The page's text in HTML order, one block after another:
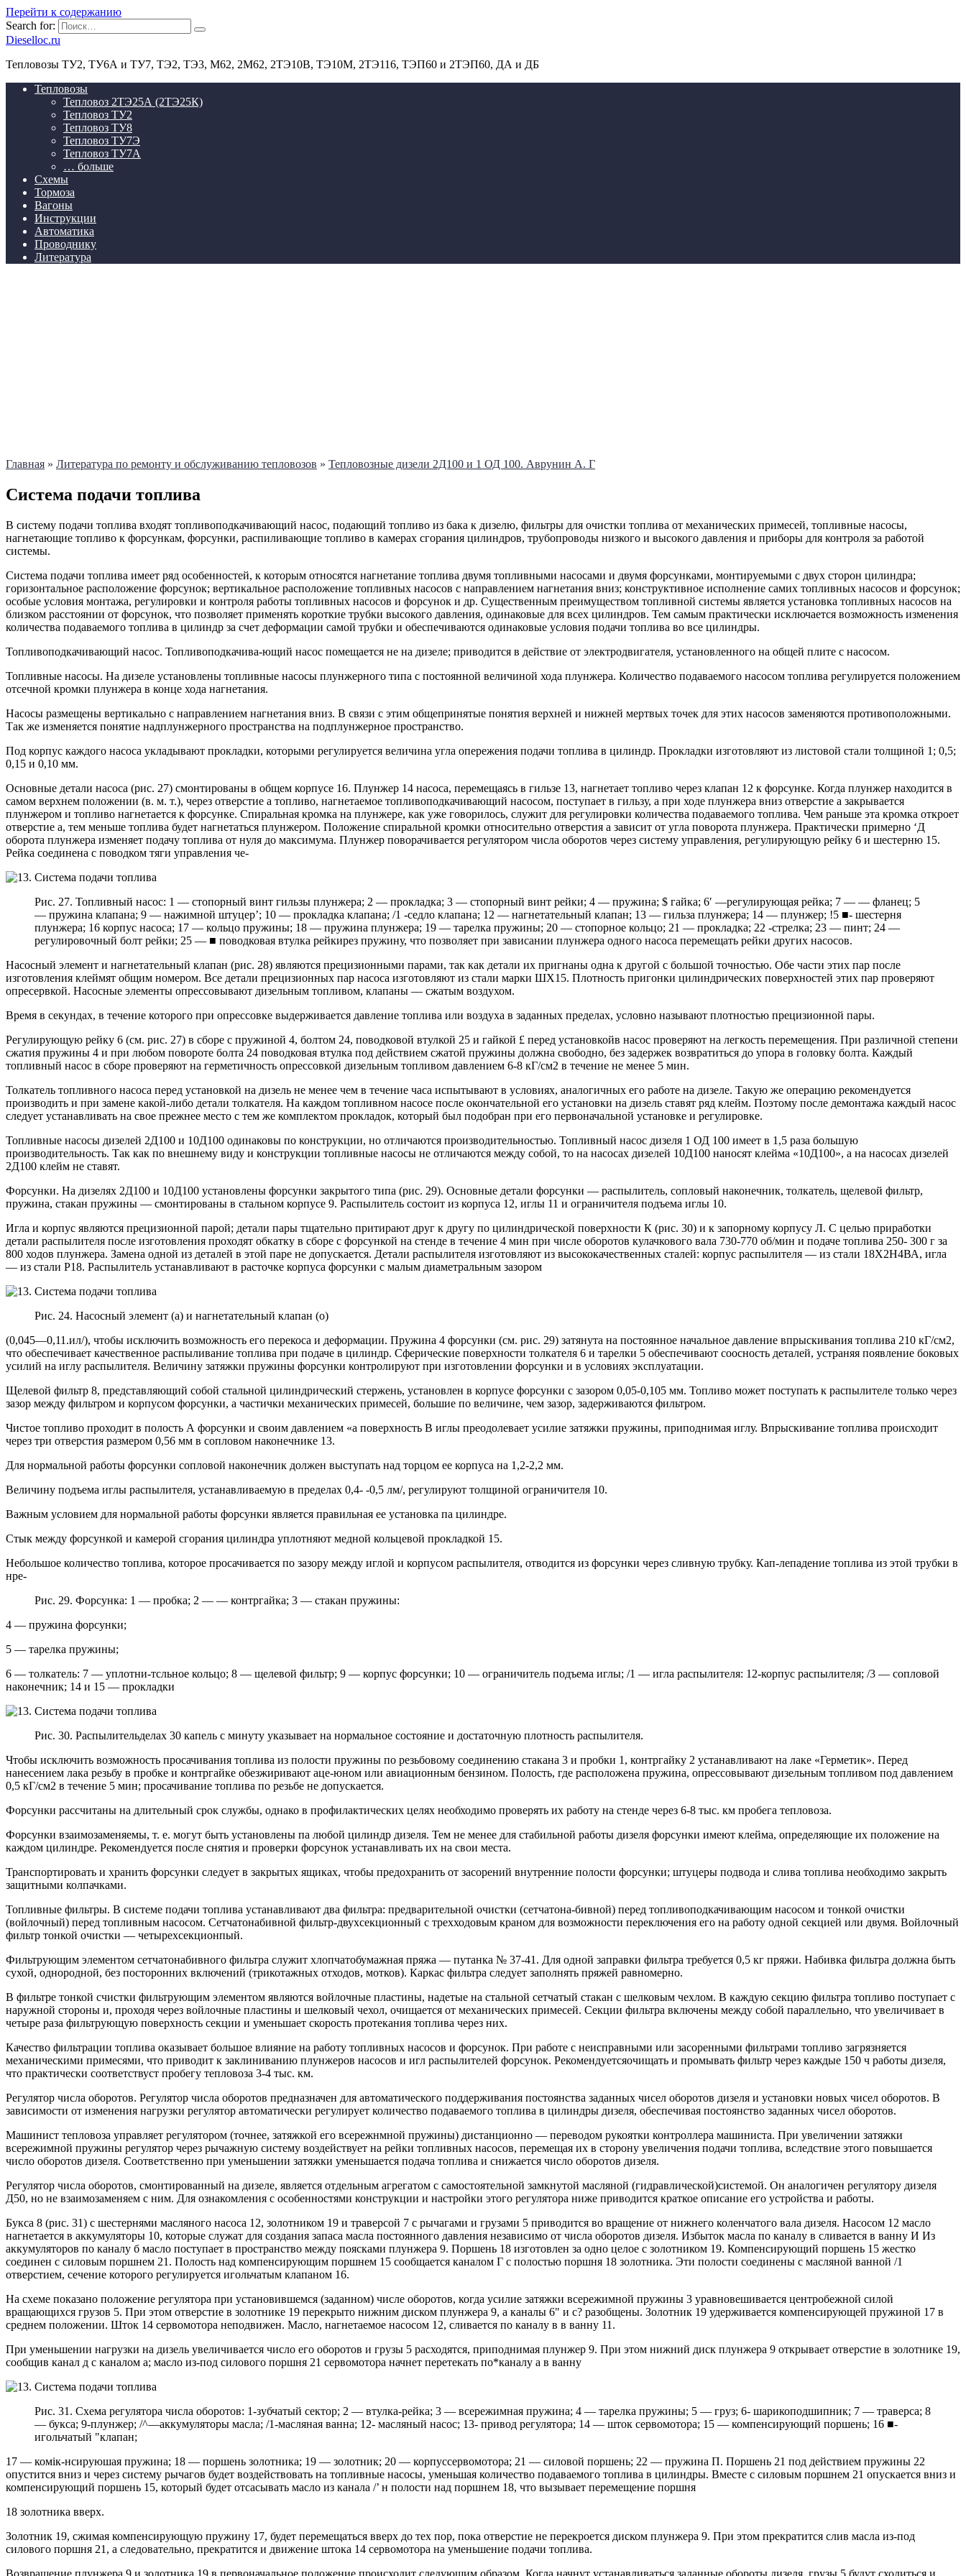
Перейти к содержанию
Search for:
Dieselloc.ru
Тепловозы ТУ2, ТУ6А и ТУ7, ТЭ2, ТЭ3, М62, 2М62, 2ТЭ10В, ТЭ10М, 2ТЭ116, ТЭП60 и 2ТЭП60, ДА и ДБ
Тепловозы
Тепловоз 2ТЭ25А (2ТЭ25К)
Тепловоз ТУ2
Тепловоз ТУ8
Тепловоз ТУ7Э
Тепловоз ТУ7А
… больше
Схемы
Тормоза
Вагоны
Инструкции
Автоматика
Проводнику
Литература
Главная » Литература по ремонту и обслуживанию тепловозов » Тепловозные дизели 2Д100 и 1 ОД 100. Аврунин А. Г
Система подачи топлива
В систему подачи топлива входят топливоподкачивающий насос, подающий топливо из бака к дизелю, фильтры для очистки топлива от механических примесей, топливные насосы,
нагнетающие топливо к форсункам, форсунки, распиливающие топливо в камерах сгорания цилиндров, трубопроводы низкого и высокого давления и приборы для контроля за работой
системы.
Система подачи топлива имеет ряд особенностей, к которым относятся нагнетание топлива двумя топливными насосами и двумя форсунками, монтируемыми с двух сторон цилиндра;
горизонтальное расположение форсунок; вертикальное расположение топливных насосов с направлением нагнетания вниз; конструктивное исполнение самих топливных насосов и форсунок;
особые условия монтажа, регулировки и контроля работы топливных насосов и форсунок и др. Существенным преимуществом топливной системы является установка топливных насосов на
близком расстоянии от форсунок, что позволяет применять короткие трубки высокого давления, одинаковые для всех цилиндров. Тем самым практически исключается возможность изменения
количества подаваемого топлива в цилиндр за счет деформации самой трубки и обеспечиваются одинаковые условия подачи топлива во все цилиндры.
Топливоподкачивающий насос. Топливоподкачива-ющий насос помещается не на дизеле; приводится в действие от электродвигателя, установленного на общей плите с насосом.
Топливные насосы. На дизеле установлены топливные насосы плунжерного типа с постоянной величиной хода плунжера. Количество подаваемого насосом топлива регулируется положением
отсечной кромки плунжера в конце хода нагнетания.
Насосы размещены вертикально с направлением нагнетания вниз. В связи с этим общепринятые понятия верхней и нижней мертвых точек для этих насосов заменяются противоположными.
Так же изменяется понятие надплунжерного пространства на подплунжерное пространство.
Под корпус каждого насоса укладывают прокладки, которыми регулируется величина угла опережения подачи топлива в цилиндр. Прокладки изготовляют из листовой стали толщиной 1; 0,5;
0,15 и 0,10 мм.
Основные детали насоса (рис. 27) смонтированы в общем корпусе 16. Плунжер 14 насоса, перемещаясь в гильзе 13, нагнетает топливо через клапан 12 к форсунке. Когда плунжер находится в
самом верхнем положении (в. м. т.), через отверстие а топливо, нагнетаемое топливоподкачивающий насосом, поступает в гильзу, а при ходе плунжера вниз отверстие а закрывается
плунжером и топливо нагнетается к форсунке. Спиральная кромка на плунжере, как уже говорилось, служит для регулировки количества подаваемого топлива. Чем раньше эта кромка откроет
отверстие а, тем меньше топлива будет нагнетаться плунжером. Положение спиральной кромки относительно отверстия а зависит от угла поворота плунжера. Практически примерно ‘Д
оборота плунжера изменяет подачу топлива от нуля до максимума. Плунжер поворачивается регулятором числа оборотов через систему управления, регулирующую рейку 6 и шестерню 15.
Рейка соединена с поводком тяги управления че-
Рис. 27. Топливный насос: 1 — стопорный винт гильзы плунжера; 2 — прокладка; 3 — стопорный винт рейки; 4 — пружина; $ гайка; 6′ —регулирующая рейка; 7 — — фланец; 5
— пружина клапана; 9 — нажимной штуцер’; 10 — прокладка клапана; /1 -седло клапана; 12 — нагнетательный клапан; 13 — гильза плунжера; 14 — плунжер; !5 ■- шестерня
плунжера; 16 корпус насоса; 17 — кольцо пружины; 18 — пружина плунжера; 19 — тарелка пружины; 20 — стопорное кольцо; 21 — прокладка; 22 -стрелка; 23 — пинт; 24 —
регулировочный болт рейки; 25 — ■ поводковая втулка рейкирез пружину, что позволяет при зависании плунжера одного насоса перемещать рейки других насосов.
Насосный элемент и нагнетательный клапан (рис. 28) являются прецизионными парами, так как детали их пригнаны одна к другой с большой точностью. Обе части этих пар после
изготовления клеймят общим номером. Все детали прецизионных пар насоса изготовляют из стали марки ШХ15. Плотность пригонки цилиндрических поверхностей этих пар проверяют
опресервкой. Насосные элементы опрессовывают дизельным топливом, клапаны — сжатым воздухом.
Время в секундах, в течение которого при опрессовке выдерживается давление топлива или воздуха в заданных пределах, условно называют плотностью прецизионной пары.
Регулирующую рейку 6 (см. рис. 27) в сборе с пружиной 4, болтом 24, поводковой втулкой 25 и гайкой £ перед установкойв насос проверяют на легкость перемещения. При различной степени
сжатия пружины 4 и при любом повороте болта 24 поводковая втулка под действием сжатой пружины должна свободно, без задержек возвратиться до упора в головку болта. Каждый
топливный насос в сборе проверяют на герметичность опрессовкой дизельным топливом давлением 6-8 кГ/см2 в течение не менее 5 мин.
Толкатель топливного насоса перед установкой на дизель не менее чем в течение часа испытывают в условиях, аналогичных его работе на дизеле. Такую же операцию рекомендуется
производить и при замене какой-либо детали толкателя. На каждом топливном насосе после окончательной его установки на дизель ставят ряд клейм. Поэтому после демонтажа каждый насос
следует устанавливать на свое прежнее место с тем же комплектом прокладок, который был подобран при его первоначальной установке и регулировке.
Топливные насосы дизелей 2Д100 и 10Д100 одинаковы по конструкции, но отличаются производительностью. Топливный насос дизеля 1 ОД 100 имеет в 1,5 раза большую
производительность. Так как по внешнему виду и конструкции топливные насосы не отличаются между собой, то на насосах дизелей 10Д100 наносят клейма «10Д100», а на насосах дизелей
2Д100 клейм не ставят.
Форсунки. На дизелях 2Д100 и 10Д100 установлены форсунки закрытого типа (рис. 29). Основные детали форсунки — распылитель, сопловый наконечник, толкатель, щелевой фильтр,
пружина, стакан пружины — смонтированы в стальном корпусе 9. Распылитель состоит из корпуса 12, иглы 11 и ограничителя подъема иглы 10.
Игла и корпус являются прецизионной парой; детали пары тщательно притирают друг к другу по цилиндрической поверхности К (рис. 30) и к запорному корпусу Л. С целью приработки
детали распылителя после изготовления проходят обкатку в сборе с форсункой на стенде в течение 4 мин при числе оборотов кулачкового вала 730-770 об/мин и подаче топлива 250- 300 г за
800 ходов плунжера. Замена одной из деталей в этой паре не допускается. Детали распылителя изготовляют из высококачественных сталей: корпус распылителя — из стали 18Х2Н4ВА, игла
— из стали Р18. Распылитель устанавливают в расточке корпуса форсунки с малым диаметральным зазором
Рис. 24. Насосный элемент (а) и нагнетательный клапан (о)
(0,045—0,11.ил/), чтобы исключить возможность его перекоса и деформации. Пружина 4 форсунки (см. рис. 29) затянута на постоянное начальное давление впрыскивания топлива 210 кГ/см2,
что обеспечивает качественное распыливание топлива при подаче в цилиндр. Сферические поверхности толкателя 6 и тарелки 5 обеспечивают соосность деталей, устраняя появление боковых
усилий на иглу распылителя. Величину затяжки пружины форсунки контролируют при изготовлении форсунки и в условиях эксплуатации.
Щелевой фильтр 8, представляющий собой стальной цилиндрический стержень, установлен в корпусе форсунки с зазором 0,05-0,105 мм. Топливо может поступать к распылителе только через
зазор между фильтром и корпусом форсунки, а частички механических примесей, большие по величине, чем зазор, задерживаются фильтром.
Чистое топливо проходит в полость А форсунки и своим давлением «а поверхность В иглы преодолевает усилие затяжки пружины, приподнимая иглу. Впрыскивание топлива происходит
через три отверстия размером 0,56 мм в сопловом наконечнике 13.
Для нормальной работы форсунки сопловой наконечник должен выступать над торцом ее корпуса на 1,2-2,2 мм.
Величину подъема иглы распылителя, устанавливаемую в пределах 0,4- -0,5 лм/, регулируют толщиной ограничителя 10.
Важным условием для нормальной работы форсунки является правильная ее установка па цилиндре.
Стык между форсункой и камерой сгорания цилиндра уплотняют медной кольцевой прокладкой 15.
Небольшое количество топлива, которое просачивается по зазору между иглой и корпусом распылителя, отводится из форсунки через сливную трубку. Кап-лепадение топлива из этой трубки в
нре-
Рис. 29. Форсунка: 1 — пробка; 2 — — контргайка; 3 — стакан пружины:
4 — пружина форсунки;
5 — тарелка пружины;
6 — толкатель: 7 — уплотни-тсльное кольцо; 8 — щелевой фильтр; 9 — корпус форсунки; 10 — ограничитель подъема иглы; /1 — игла распылителя: 12-корпус распылителя; /3 — сопловой
наконечник; 14 и 15 — прокладки
Рис. 30. Распылительделах 30 капель с минуту указывает на нормальное состояние и достаточную плотность распылителя.
Чтобы исключить возможность просачивания топлива из полости пружины по резьбовому соединению стакана 3 и пробки 1, контргайку 2 устанавливают на лаке «Герметик». Перед
нанесением лака резьбу в пробке и контргайке обезжиривают аце-юном или авиационным бензином. Полость, где расположена пружина, опрессовывают дизельным топливом под давлением
0,5 кГ/см2 в течение 5 мин; просачивание топлива по резьбе не допускается.
Форсунки рассчитаны на длительный срок службы, однако в профилактических целях необходимо проверять их работу на стенде через 6-8 тыс. км пробега тепловоза.
Форсунки взаимозаменяемы, т. е. могут быть установлены па любой цилиндр дизеля. Тем не менее для стабильной работы дизеля форсунки имеют клейма, определяющие их положение на
каждом цилиндре. Рекомендуется после снятия и проверки форсунок устанавливать их на свои места.
Транспортировать и хранить форсунки следует в закрытых ящиках, чтобы предохранить от засорений внутренние полости форсунки; штуцеры подвода и слива топлива необходимо закрыть
защитными колпачками.
Топливные фильтры. В системе подачи топлива устанавливают два фильтра: предварительной очистки (сетчатона-бивной) перед топливоподкачивающим насосом и тонкой очистки
(войлочный) перед топливным насосом. Сетчатонабивной фильтр-двухсекционный с трехходовым краном для возможности переключения его на работу одной секцией или двумя. Войлочный
фильтр тонкой очистки — четырехсекционпый.
Фильтрующим элементом сетчатонабивного фильтра служит хлопчатобумажная пряжа — путанка № 37-41. Для одной заправки фильтра требуется 0,5 кг пряжи. Набивка фильтра должна быть
сухой, однородной, без посторонних включений (трикотажных отходов, мотков). Каркас фильтра следует заполнять пряжей равномерно.
В фильтре тонкой счистки фильтрующим элементом являются войлочные пластины, надетые на стальной сетчатый стакан с шелковым чехлом. В каждую секцию фильтра топливо поступает с
наружной стороны и, проходя через войлочные пластины и шелковый чехол, очищается от механических примесей. Секции фильтра включены между собой параллельно, что увеличивает в
четыре раза фильтрующую поверхность секции и уменьшает скорость протекания топлива через них.
Качество фильтрации топлива оказывает большое влияние на работу топливных насосов и форсунок. При работе с неисправными или засоренными фильтрами топливо загрязняется
механическими примесями, что приводит к заклиниванию плунжеров насосов и игл распылителей форсунок. Рекомендуетсяочищать и промывать фильтр через каждые 150 ч работы дизеля,
что практически соответствуст пробегу тепловоза 3-4 тыс. км.
Регулятор числа оборотов. Регулятор числа оборотов предназначен для автоматического поддерживания постоянства заданных чисел оборотов дизеля и установки новых чисел оборотов. В
зависимости от изменения нагрузки регулятор автоматически регулирует количество подаваемого топлива в цилиндры дизеля, обеспечивая постоянство заданных чисел оборотов.
Машинист тепловоза управляет регулятором (точнее, затяжкой его всережнмной пружины) дистанционно — переводом рукоятки контроллера машиниста. При увеличении затяжки
всережимной пружины регулятор через рычажную систему воздействует на рейки топливных насосов, перемещая их в сторону увеличения подачи топлива, вследствие этого повышается
число оборотов дизеля. Соответственно при уменьшении затяжки уменьшается подача топлива и снижается число оборотов дизеля.
Регулятор числа оборотов, смонтированный на дизеле, является отдельным агрегатом с самостоятельной замкнутой масляной (гидравлической)системой. Он аналогичен регулятору дизеля
Д50, но не взаимозаменяем с ним. Для ознакомления с особенностями конструкции и настройки этого регулятора ниже приводится краткое описание его устройства и работы.
Букса 8 (рис. 31) с шестернями масляного насоса 12, золотником 19 и траверсой 7 с рычагами и грузами 5 приводится во вращение от нижнего коленчатого вала дизеля. Насосом 12 масло
нагнетается в аккумуляторы 10, которые служат для создания запаса масла постоянного давления независимо от числа оборотов дизеля. Избыток масла по каналу в сливается в ванну И Из
аккумуляторов по каналу б масло поступает в пространство между поясками плунжера 9. Поршень 18 изготовлен за одно целое с золотником 19. Компенсирующий поршень 15 жестко
соединен с силовым поршнем 21. Полость над компенсирующим поршнем 15 сообщается каналом Г с полостью поршня 18 золотника. Эти полости соединены с масляной ванной /1
отверстием, сечение которого регулируется игольчатым клапаном 16.
На схеме показано положение регулятора при установившемся (заданном) числе оборотов, когда усилие затяжки всережимной пружины 3 уравновешивается центробежной силой
вращающихся грузов 5. При этом отверстие в золотнике 19 перекрыто нижним диском плунжера 9, а каналы 6" и с? разобщены. Золотник 19 удерживается компенсирующей пружиной 17 в
среднем положении. Шток 14 сервомотора неподвижен. Масло, нагнетаемое насосом 12, сливается по каналу в в ванну 11.
При уменьшении нагрузки на дизель увеличивается число его оборотов и грузы 5 расходятся, приподнимая плунжер 9. При этом нижний диск плунжера 9 открывает отверстие в золотнике 19,
сообщив канал д с каналом а; масло из-под силового поршня 21 сервомотора начнет перетекать по*каналу а в ванну
Рис. 31. Схема регулятора числа оборотов: 1-зубчатый сектор; 2 — втулка-рейка; 3 — всережимная пружина; 4 — тарелка пружины; 5 — груз; 6- шарикоподшипник; 7 — траверса; 8
— букса; 9-плунжер; /^—аккумуляторы масла; /1-масляная ванна; 12- масляный насос; 13- привод регулятора; 14 — шток сервомотора; 15 — компенсирующий поршень; 16 ■-
игольчатый "клапан;
17 — комік-нсируюшая пружина; 18 — поршень золотника; 19 — золотник; 20 — корпуссервомотора; 21 — силовой поршень; 22 — пружина П. Поршень 21 под действием пружины 22
опустится вниз и через систему рычагов будет воздействовать на топливные насосы, уменьшая количество подаваемого топлива в цилиндры. Вместе с силовым поршнем 21 опускается вниз и
компенсирующий поршень 15, который будет отсасывать масло из канала /’ н полости над поршнем 18, что вызывает перемещение поршня
18 золотника вверх.
Золотник 19, сжимая компенсирующую пружину 17, будет перемещаться вверх до тех пор, пока отверстие не перекроется диском плунжера 9. При этом прекратится слив масла из-под
силового поршня 21, а следовательно, прекратится и движение штока 14 сервомотора на уменьшение подачи топлива.
Возвращение плунжера 9 и золотника 19 в первоначальное положение происходит следующим образом. Когда начнут устанавливаться заданные обороты дизеля, грузы 5 будут сходиться и